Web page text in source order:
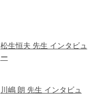
松生恒夫 先生 インタビュ
ー
川嶋 朗 先生 インタビュ